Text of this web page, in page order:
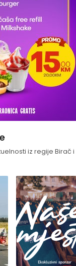
iz regije Birač i